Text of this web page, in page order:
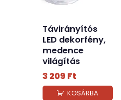
Távirányítós
LED dekorfény,
medence
világítás
3 209 Ft
KOSÁRBA